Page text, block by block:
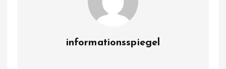
informationsspiegel